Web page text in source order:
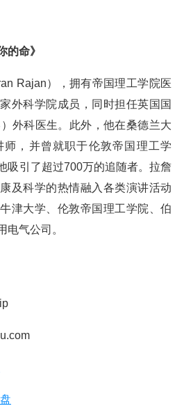
的命》
Rajan），拥有帝国理工学院医
外科学院成员，同时担任英国国
外科医生。此外，他在桑德兰大
，并曾就职于伦敦帝国理工学
吸引了超过700万的追随者。拉詹
及科学的热情融入各类演讲活动
津大学、伦敦帝国理工学院、伯
电气公司。